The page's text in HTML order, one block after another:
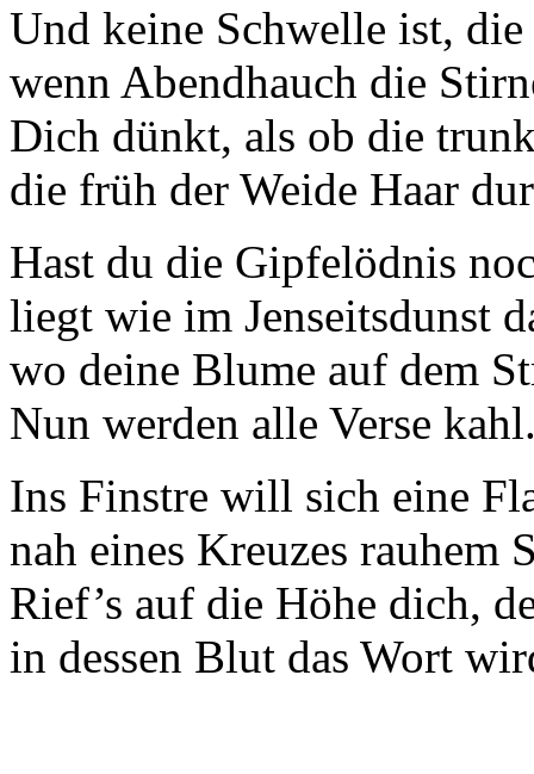
Und keine Schwelle ist, die
wenn Abendhauch die
Dich dünkt, als ob die
die früh der Weide Haar
Hast du die Gipfelödnis
liegt wie im Jenseitsdunst
wo deine Blume auf dem
Nun werden alle Verse
Ins Finstre will sich eine
nah eines Kreuzes rauhem
Rief’s auf die Höhe dich,
in dessen Blut das Wort